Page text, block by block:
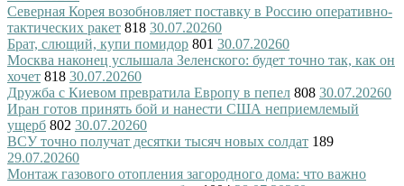
Северная Корея возобновляет поставку в Россию оперативно-
тактических ракет 818 30.07.20260
Брат, слющий, купи помидор 801 30.07.20260
Москва наконец услышала Зеленского: будет точно так, как он
хочет 818 30.07.20260
Дружба с Киевом превратила Европу в пепел 808 30.07.20260
Иран готов принять бой и нанести США неприемлемый
ущерб 802 30.07.20260
ВСУ точно получат десятки тысяч новых солдат 189
29.07.20260
Монтаж газового отопления загородного дома: что важно